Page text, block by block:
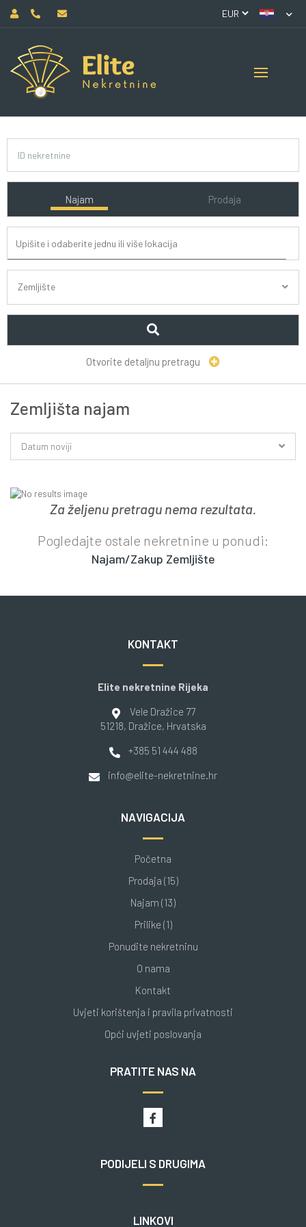
Najam Prodaja
Zemljište
Otvorite detaljnu pretragu
Zemljišta najam
Datum noviji
Za željenu pretragu nema rezultata.
Pogledajte ostale nekretnine u ponudi:
Najam/Zakup Zemljište
KONTAKT
Elite nekretnine Rijeka
Vele Dražice 77
51218, Dražice, Hrvatska
+385 51 444 488
info@elite-nekretnine.hr
NAVIGACIJA
Početna
Prodaja (15)
Najam (13)
Prilike (1)
Ponudite nekretninu
O nama
Kontakt
Uvjeti korištenja i pravila privatnosti
Opći uvjeti poslovanja
PRATITE NAS NA
PODIJELI S DRUGIMA
LINKOVI